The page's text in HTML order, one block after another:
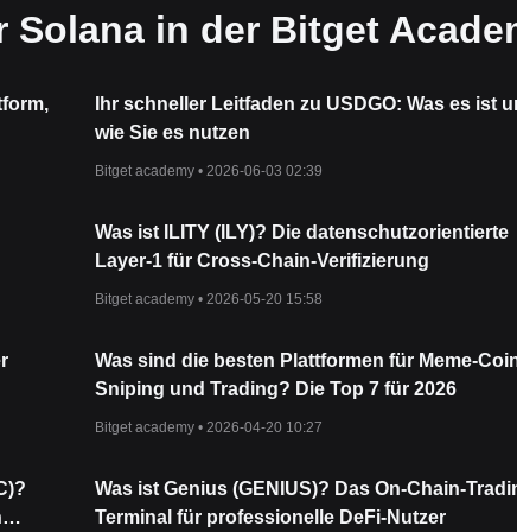
Solana in der Bitget
Ihr schneller Leitfaden zu USDGO: Was es ist
wie Sie es nutzen
Bitget academy • 2026-06-03 02:39
Was ist ILITY (ILY)? Die datenschutzorientierte
Layer-1 für Cross-Chain-Verifizierung
Bitget academy • 2026-05-20 15:58
Was sind die besten Plattformen für Meme-
Sniping und Trading? Die Top 7 für 2026
Bitget academy • 2026-04-20 10:27
Was ist Genius (GENIUS)? Das On-Chain-
Terminal für professionelle DeFi-Nutzer